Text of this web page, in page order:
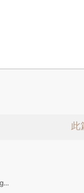
此